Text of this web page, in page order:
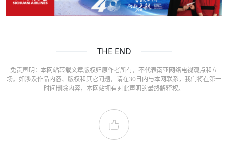
THE END
免责声明：本网站转载文章版权归原作者所有，不代表南亚网络电视观点和立
场。如涉及作品内容、版权和其它问题，请在30日内与本网联系，我们将在第一
时间删除内容，本网站拥有对此声明的最终解释权。